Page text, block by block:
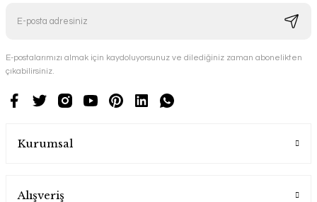
E-postalarımızı almak için kaydoluyorsunuz ve dilediğiniz zaman abonelikten
çıkabilirsiniz.
Kurumsal
Alışveriş